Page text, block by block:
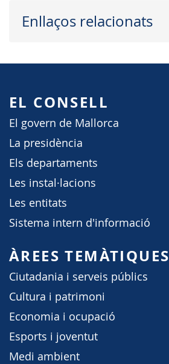
Enllaços relacionats
EL CONSELL
El govern de Mallorca
La presidència
Els departaments
Les instal·lacions
Les entitats
Sistema intern d'informació
ÀREES TEMÀTIQUES
Ciutadania i serveis públics
Cultura i patrimoni
Economia i ocupació
Esports i joventut
Medi ambient